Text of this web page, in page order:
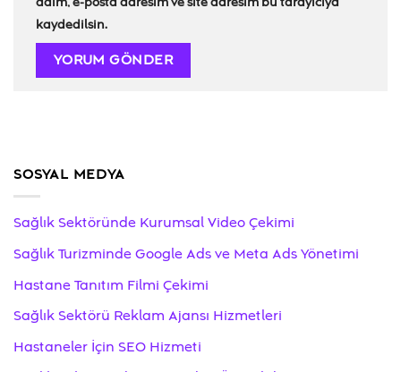
kaydedilsin.
SOSYAL MEDYA
Sağlık Sektöründe Kurumsal Video Çekimi
Sağlık Turizminde Google Ads ve Meta Ads Yönetimi
Hastane Tanıtım Filmi Çekimi
Sağlık Sektörü Reklam Ajansı Hizmetleri
Hastaneler İçin SEO Hizmeti